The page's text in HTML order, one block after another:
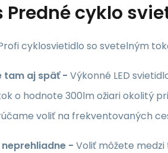
Predné cyklo
cyklosvietidlo so svetelným
tam aj späť - Výkonné LED
o hodnote 300lm ožiari okolitý
voliť na frekventovaných
- Voliť môžete